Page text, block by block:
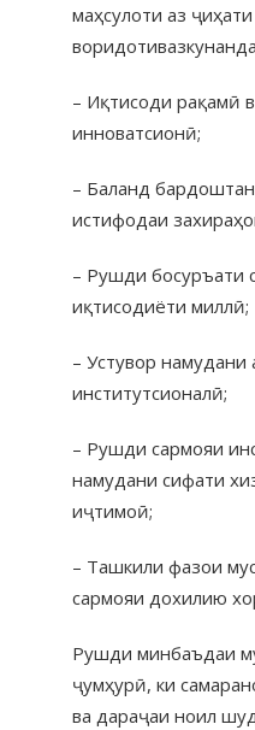
маҳсулоти аз
– Иқтисоди рақамӣ
инноватсионӣ;
– Баланд
истифодаи
– Рушди босуръати
иқтисодиёти миллӣ;
– Устувор намудани
институтсионалӣ;
– Рушди сармояи
намудани сифати
иҷтимоӣ;
– Ташкили фазои
сармояи дохилию
Рушди минбаъдаи
ҷумҳурӣ, ки
ва дараҷаи ноил